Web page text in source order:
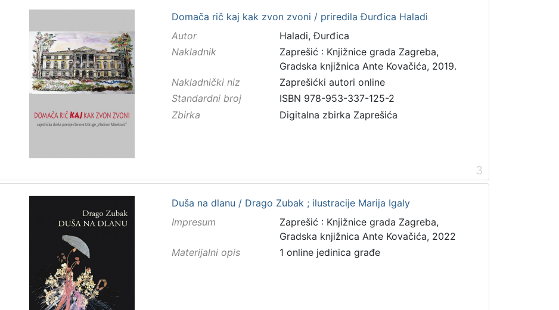
Domača rič kaj kak zvon zvoni / priredila Đurđica Haladi
Autor
Haladi, Đurđica
Nakladnik
Zaprešić : Knjižnice grada Zagreba,
Gradska knjižnica Ante Kovačića, 2019.
Nakladnički niz
Zaprešićki autori online
Standardni broj
ISBN 978-953-337-125-2
Zbirka
Digitalna zbirka Zaprešića
3
Duša na dlanu / Drago Zubak ; ilustracije Marija Igaly
Impresum
Zaprešić : Knjižnice grada Zagreba,
Gradska knjižnica Ante Kovačića, 2022
Materijalni opis
1 online jedinica građe